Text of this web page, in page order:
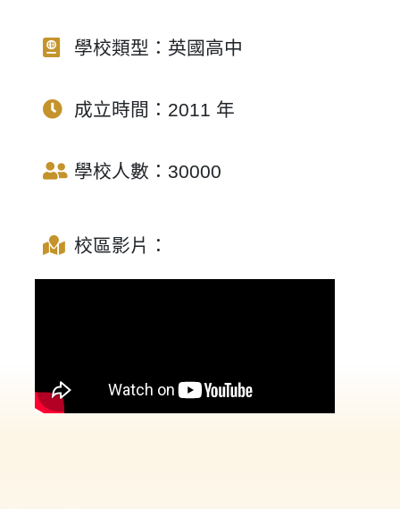
學校類型：英國高中
成立時間：2011 年
學校人數：30000
校區影片：